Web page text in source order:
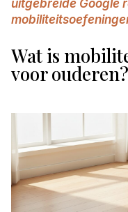
uitgebreide Google
Wat is
voor ouderen?